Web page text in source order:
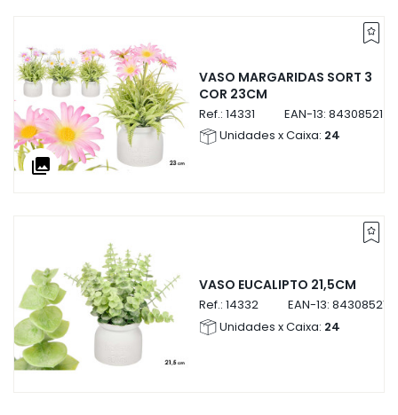
collections
VASO MARGARIDAS SORT 3
COR 23CM
Ref.: 14331 EAN-13:
Unidades x Caixa: 24
VASO EUCALIPTO 21,5CM
Ref.: 14332 EAN-13:
Unidades x Caixa: 24